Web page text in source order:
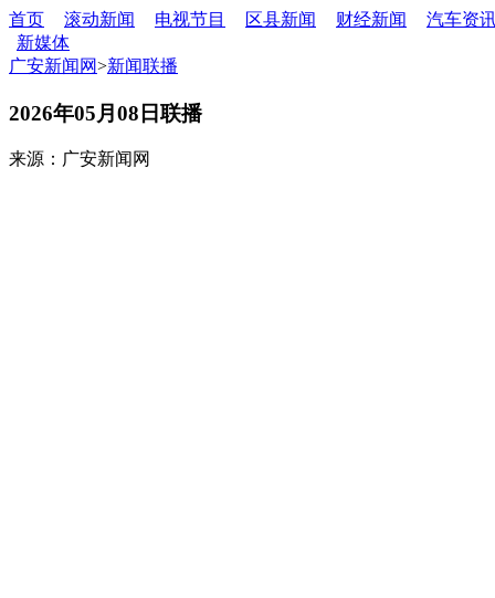
首页 滚动新闻 电视节目 区县新闻 财经新闻
汽车资
新媒体
广安新闻网>新闻联播
2026年05月08日联播
来源：广安新闻网